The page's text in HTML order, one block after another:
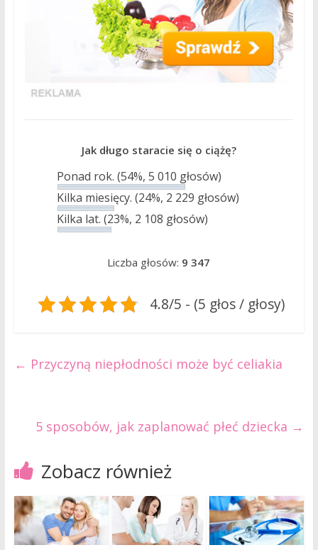
Jak długo staracie się o ciążę?
Ponad rok. (54%, 5 010 głosów)
Kilka miesięcy. (24%, 2 229 głosów)
Kilka lat. (23%, 2 108 głosów)
Liczba głosów: 9 347
4.8/5 - (5 głos / głosy)
← Przyczyną niepłodności może być celiakia
5 sposobów, jak zaplanować płeć dziecka →
Zobacz również